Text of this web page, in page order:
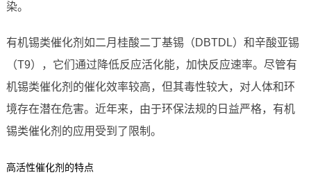
染。
有机锡类催化剂如二月桂酸二丁基锡（DBTDL）和辛酸亚锡
（T9），它们通过降低反应活化能，加快反应速率。尽管有
机锡类催化剂的催化效率较高，但其毒性较大，对人体和环
境存在潜在危害。近年来，由于环保法规的日益严格，有机
锡类催化剂的应用受到了限制。
高活性催化剂的特点